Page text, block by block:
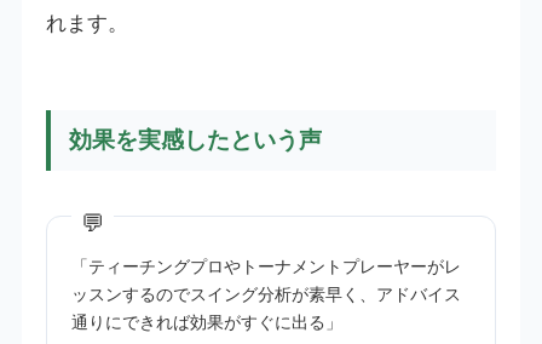
れます。
効果を実感したという声
「ティーチングプロやトーナメントプレーヤーがレ
ッスンするのでスイング分析が素早く、アドバイス
通りにできれば効果がすぐに出る」